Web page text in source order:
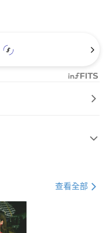
查看全部